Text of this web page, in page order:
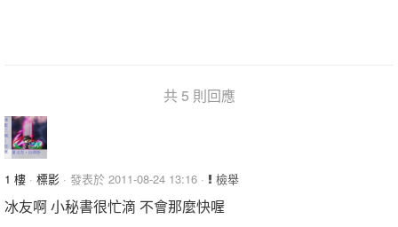
共 5 則回應
1 樓 · 標影 · 發表於 2011-08-24 13:16 · 檢舉
冰友啊 小秘書很忙滴 不會那麼快喔